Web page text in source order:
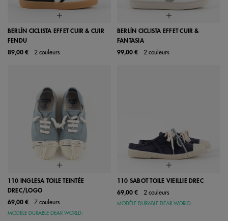
BERLÍN CICLISTA EFFET CUIR & CUIR
FENDU
89,00 €
2 couleurs
BERLÍN CICLISTA EFFET CUIR &
FANTASIA
99,00 €
2 couleurs
110 INGLESA TOILE TEINTÉE
DREC/LOGO
69,00 €
7 couleurs
MODÈLE DURABLE DEAR WORLD:
110 SABOT TOILE VIEILLIE DREC
69,00 €
2 couleurs
MODÈLE DURABLE DEAR WORLD: